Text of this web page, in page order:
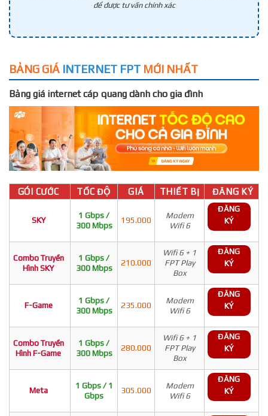
để được tư vấn chính xác
BẢNG GIÁ INTERNET FPT MỚI NHẤT
Bảng giá internet cáp quang dành cho gia đình
GÓI CƯỚC TỐC ĐỘ GIÁ THIẾT BỊ ĐĂNG KÝ
SKY
1 Gbps /
300 Mbps
195.000
Modem
Wifi 6
ĐĂNG
KÝ
Combo Truyền
Hình SKY
1 Gbps /
300 Mbps
210.000
Wifi 6 + 1
FPT Play
Box
ĐĂNG
KÝ
F-Game
1 Gbps /
300 Mbps
235.000
Modem
Wifi 6
ĐĂNG
KÝ
Combo Truyền
Hình F-Game
1 Gbps /
300 Mbps
280.000
Wifi 6 + 1
FPT Play
Box
ĐĂNG
KÝ
Meta
1 Gbps / 1
Gbps
305.000
Modem
Wifi 6
ĐĂNG
KÝ